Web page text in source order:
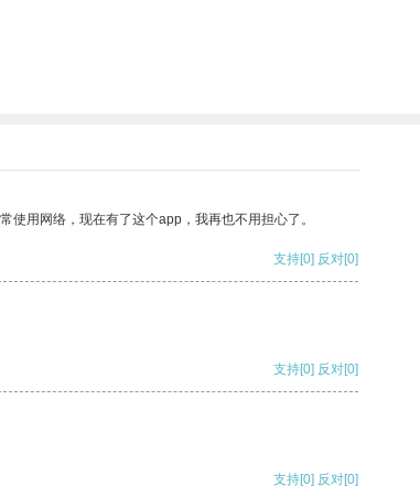
用网络，现在有了这个app，我再也不用担心了。
支持[0] 反对[0]
支持[0] 反对[0]
支持[0] 反对[0]